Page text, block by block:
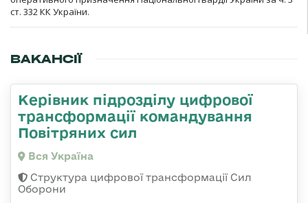
ст. 332 КК України.
ВАКАНСІЇ
Керівник підрозділу цифрової
трансформації командування
Повітряних сил
Вся Україна
Структура цифрової трансформації Сил
Оборони